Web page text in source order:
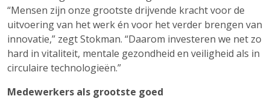
“Mensen zijn onze grootste drijvende kracht voor de
uitvoering van het werk én voor het verder brengen van
innovatie,” zegt Stokman. “Daarom investeren we net zo
hard in vitaliteit, mentale gezondheid en veiligheid als in
circulaire technologieën.”
Medewerkers als grootste goed